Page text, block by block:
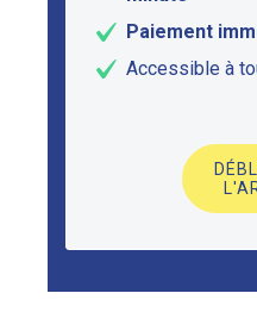
Paiement
Accessible à